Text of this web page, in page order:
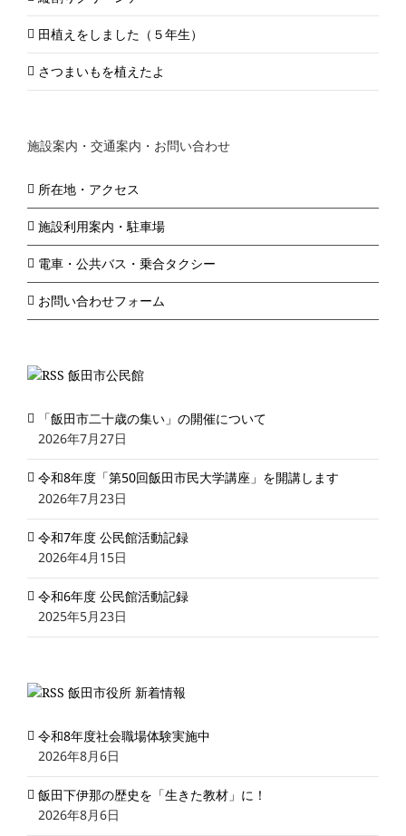
田植えをしました（５年生）
さつまいもを植えたよ
施設案内・交通案内・お問い合わせ
所在地・アクセス
施設利用案内・駐車場
電車・公共バス・乗合タクシー
お問い合わせフォーム
飯田市公民館
「飯田市二十歳の集い」の開催について
2026年7月27日
令和8年度「第50回飯田市民大学講座」を開講します
2026年7月23日
令和7年度 公民館活動記録
2026年4月15日
令和6年度 公民館活動記録
2025年5月23日
飯田市役所 新着情報
令和8年度社会職場体験実施中
2026年8月6日
飯田下伊那の歴史を「生きた教材」に！
2026年8月6日